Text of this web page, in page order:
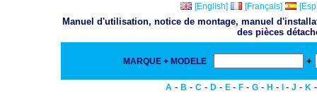
[English]
[Français]
Manuel d'utilisation, notice de montage, manuel
des pièces
MARQUE + MODELE +
A - B - C - D - E - F - G - H - - J - K